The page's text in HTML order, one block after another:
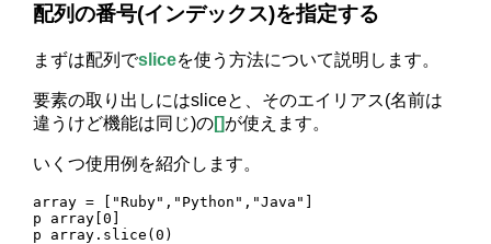
配列の番号(インデックス)を指定する
まずは配列でsliceを使う方法について説明します。
要素の取り出しにはsliceと、そのエイリアス(名前は
違うけど機能は同じ)の[]が使えます。
いくつ使用例を紹介します。
array = ["Ruby","Python","Java"]
p array[0]